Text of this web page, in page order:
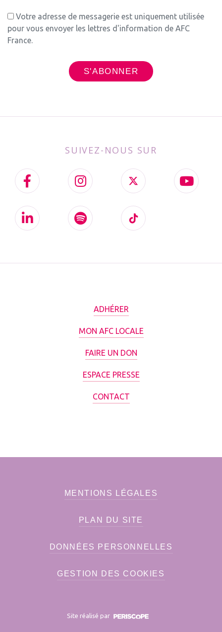
Votre adresse de messagerie est uniquement utilisée
pour vous envoyer les lettres d'information de AFC
France.
SUIVEZ-NOUS SUR
ADHÉRER
MON AFC LOCALE
FAIRE UN DON
ESPACE PRESSE
CONTACT
MENTIONS LÉGALES
PLAN DU SITE
DONNÉES PERSONNELLES
GESTION DES COOKIES
Site réalisé par